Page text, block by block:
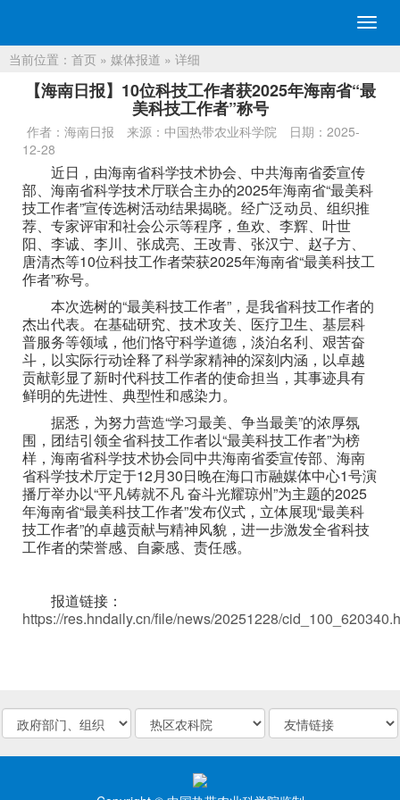
切
换
当前位置： 首页 » 媒体报道 » 详细
【海南日报】10位科技工作者获2025年海南省“最
美科技工作者”称号
作者：海南日报 来源：中国热带农业科学院
日期：2025-
12-28
近日，由海南省科学技术协会、中共海南省委宣传
部、海南省科学技术厅联合主办的2025年海南省“最美科
技工作者”宣传选树活动结果揭晓。经广泛动员、组织推
荐、专家评审和社会公示等程序，鱼欢、李辉、叶世
阳、李诚、李川、张成亮、王改青、张汉宁、赵子方、
唐清杰等10位科技工作者荣获2025年海南省“最美科技工
作者”称号。
本次选树的“最美科技工作者”，是我省科技工作者的
杰出代表。在基础研究、技术攻关、医疗卫生、基层科
普服务等领域，他们恪守科学道德，淡泊名利、艰苦奋
斗，以实际行动诠释了科学家精神的深刻内涵，以卓越
贡献彰显了新时代科技工作者的使命担当，其事迹具有
鲜明的先进性、典型性和感染力。
据悉，为努力营造“学习最美、争当最美”的浓厚氛
围，团结引领全省科技工作者以“最美科技工作者”为榜
样，海南省科学技术协会同中共海南省委宣传部、海南
省科学技术厅定于12月30日晚在海口市融媒体中心1号演
播厅举办以“平凡铸就不凡 奋斗光耀琼州”为主题的2025
年海南省“最美科技工作者”发布仪式，立体展现“最美科
技工作者”的卓越贡献与精神风貌，进一步激发全省科技
工作者的荣誉感、自豪感、责任感。
报道链接：
https://res.hndaily.cn/file/news/20251228/